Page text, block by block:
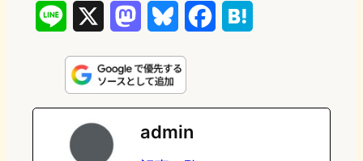
n
e
s
t
o
u
e
s
e
e
admin